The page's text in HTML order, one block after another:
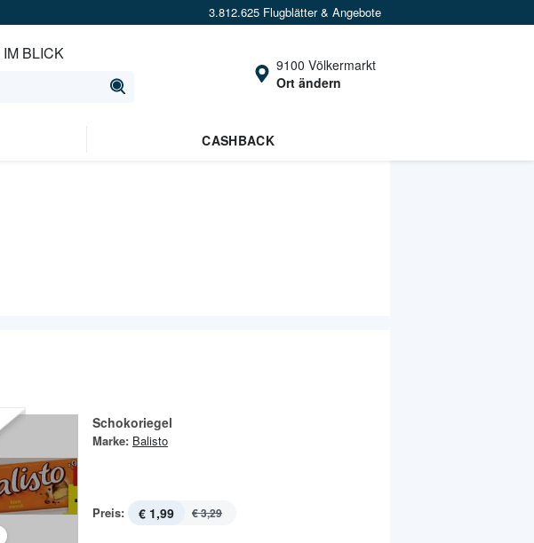
3.812.625 Flugblätter & Angebote
IM BLICK
9100 Völkermarkt
Ort ändern
CASHBACK
Schokoriegel
Marke: Balisto
Preis: € 1,99 € 3,29